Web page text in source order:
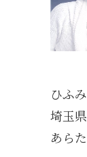
ひふ
埼玉
あら